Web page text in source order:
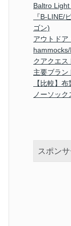
Baltro
『B-LINE/
ゴン)
アウトドア
クアクエス
主要ブラン
【比較】
ノーソック
スポン